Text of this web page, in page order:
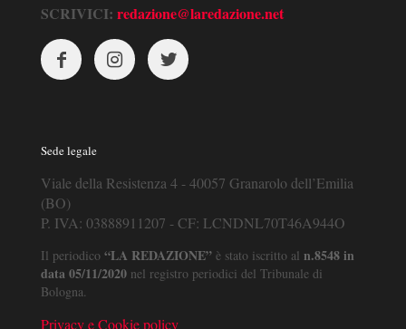
SCRIVICI: redazione@laredazione.net
Sede legale
Viale della Resistenza 4 - 40057 Granarolo dell’Emilia
(BO)
P. IVA: 03888911207 - CF: LCNDNL70T46A944O
Il periodico “LA REDAZIONE” è stato iscritto al n.8548 in
data 05/11/2020 nel registro periodici del Tribunale di
Bologna.
Privacy e Cookie policy